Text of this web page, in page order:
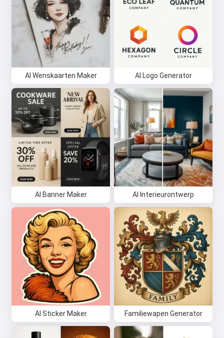
AI Wenskaarten Maker AI Logo Generator
AI Banner Maker AI Interieurontwerp
AI Sticker Maker Familiewapen Generator